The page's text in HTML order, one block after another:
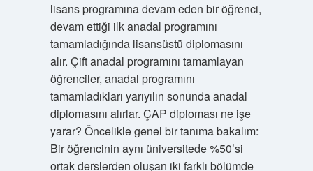
lisans programına devam eden bir öğrenci,
devam ettiği ilk anadal programını
tamamladığında lisansüstü diplomasını
alır. Çift anadal programını tamamlayan
öğrenciler, anadal programını
tamamladıkları yarıyılın sonunda anadal
diplomasını alırlar. ÇAP diploması ne işe
yarar? Öncelikle genel bir tanıma bakalım:
Bir öğrencinin aynı üniversitede %50’si
ortak derslerden oluşan iki farklı bölümde